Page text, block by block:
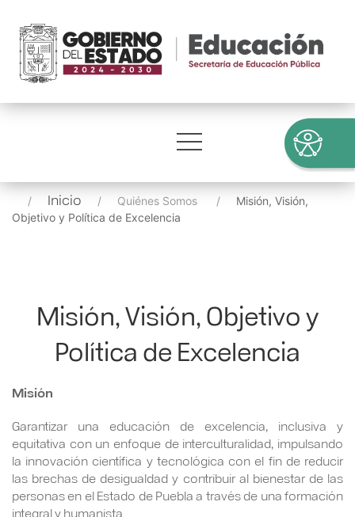
Inicio Quiénes Somos
Misión, Visión,
Objetivo y Política de Excelencia
Misión, Visión, Objetivo y
Política de Excelencia
Misión
Garantizar una educación de excelencia, inclusiva y
equitativa con un enfoque de interculturalidad, impulsando
la innovación científica y tecnológica con el fin de reducir
las brechas de desigualdad y contribuir al bienestar de las
personas en el Estado de Puebla a través de una formación
integral y humanista.